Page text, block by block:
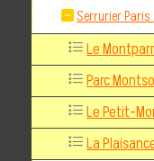
Serrurier Paris
Le
Parc
Le Petit-
La